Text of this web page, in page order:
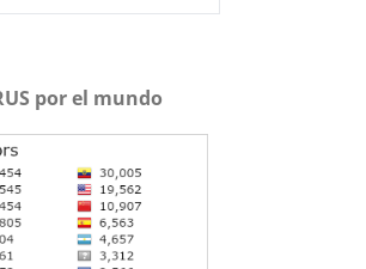
por el mundo